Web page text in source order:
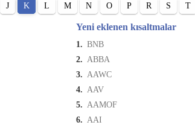
J K L M N O P R S T
Yeni eklenen kısaltmalar
1. BNB
2. ABBA
3. AAWC
4. AAV
5. AAMOF
6. AAI